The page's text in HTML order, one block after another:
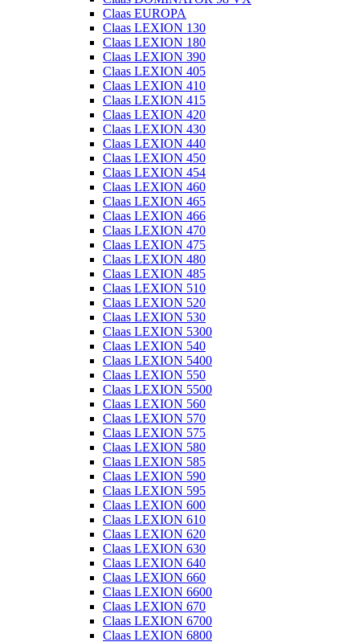
Claas EUROPA
Claas LEXION 130
Claas LEXION 180
Claas LEXION 390
Claas LEXION 405
Claas LEXION 410
Claas LEXION 415
Claas LEXION 420
Claas LEXION 430
Claas LEXION 440
Claas LEXION 450
Claas LEXION 454
Claas LEXION 460
Claas LEXION 465
Claas LEXION 466
Claas LEXION 470
Claas LEXION 475
Claas LEXION 480
Claas LEXION 485
Claas LEXION 510
Claas LEXION 520
Claas LEXION 530
Claas LEXION 5300
Claas LEXION 540
Claas LEXION 5400
Claas LEXION 550
Claas LEXION 5500
Claas LEXION 560
Claas LEXION 570
Claas LEXION 575
Claas LEXION 580
Claas LEXION 585
Claas LEXION 590
Claas LEXION 595
Claas LEXION 600
Claas LEXION 610
Claas LEXION 620
Claas LEXION 630
Claas LEXION 640
Claas LEXION 660
Claas LEXION 6600
Claas LEXION 670
Claas LEXION 6700
Claas LEXION 6800